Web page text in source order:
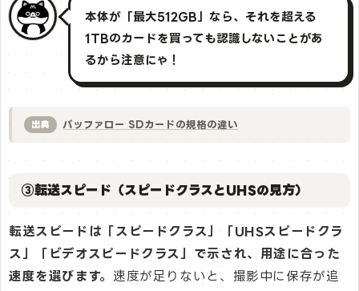
本体が「最大512GB」なら、それを超える
1TBのカードを買っても認識しないことがあ
るから注意にゃ！
出典 バッファロー SDカードの規格の違い
③転送スピード（スピードクラスとUHSの見方）
転送スピードは「スピードクラス」「UHSスピードクラ
ス」「ビデオスピードクラス」で示され、用途に合った
速度を選びます。 速度が足りないと、撮影中に保存が追